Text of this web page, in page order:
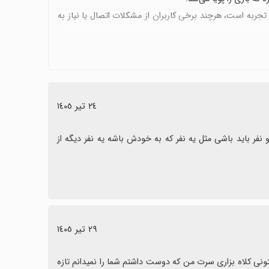
است، هرچند برخی کاربران از مشکلات اتصال یا نیاز به
دورهمی هستید، دوئل استیکمن گزینه خوبی است و با
٢٤ تیر ١٤٠٥
٢٩ تیر ١٤٠٥